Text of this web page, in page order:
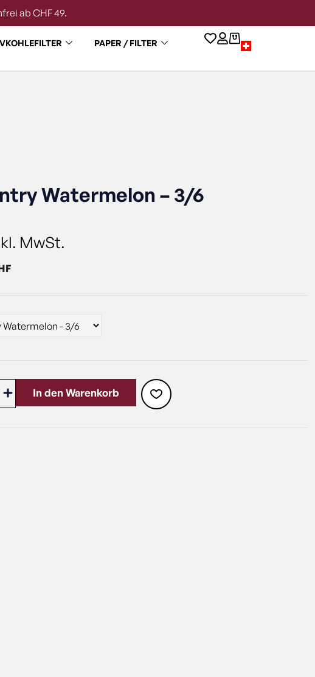
ab CHF 49.
PAPER / FILTER
Watermelon – 3/6
MwSt.
In den Warenkorb